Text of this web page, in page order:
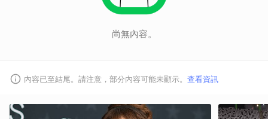
尚無內容。
內容已至結尾。請注意，部分內容可能未顯示。 查看資訊